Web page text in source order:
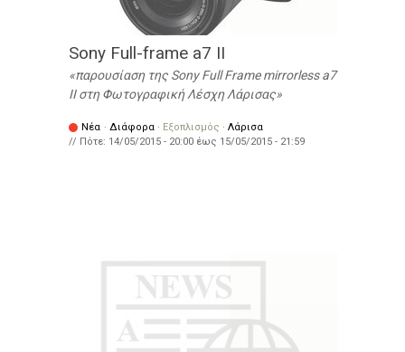
Sony Full-frame a7 II
παρουσίαση της Sony Full Frame mirrorless a7
ΙΙ στη Φωτογραφική Λέσχη Λάρισας
Νέα · Διάφορα · Εξοπλισμός · Λάρισα
// Πότε: 14/05/2015 - 20:00 έως 15/05/2015 - 21:59